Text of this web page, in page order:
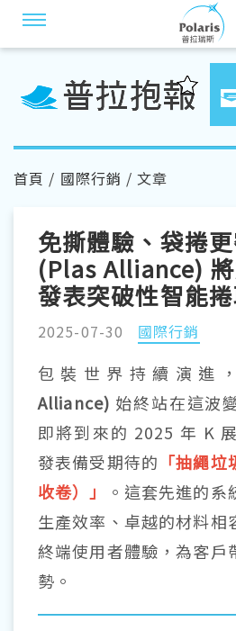
首頁 / 國際行銷 / 文章
免撕體驗、袋捲
(Plas Alliance)
發表突破性智能
2025-07-30 國際行銷
包裝世界持續演進
Alliance) 始終站在這波
即將到來的 2025 年 K
發表備受期待的 「抽繩
收卷）」
。這套先進的
生產效率、卓越的材料相
終端使用者體驗，為客戶
勢。